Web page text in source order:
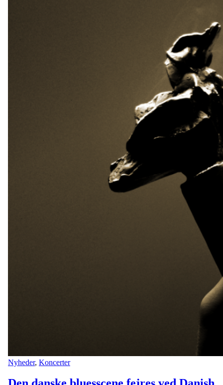
Nyheder, Koncerter